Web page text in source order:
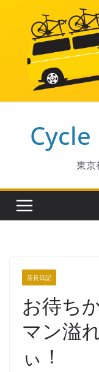
東京
店長日記
お待ち
マン溢
ぃ！